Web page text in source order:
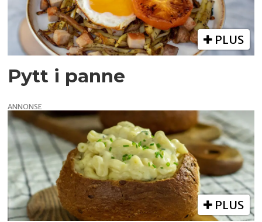
PLUS
Pytt i panne
ANNONSE
PLUS